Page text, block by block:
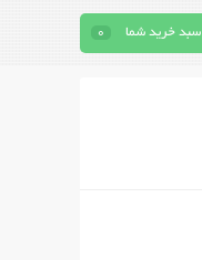
سبد خرید شما 0